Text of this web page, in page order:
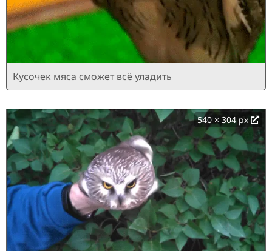
Кусочек мяса сможет всё уладить
540 × 304 px